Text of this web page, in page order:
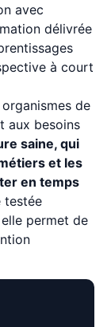
avec
délivrée
à court
de
aux besoins
saine, qui
et les
en temps
testée
permet de